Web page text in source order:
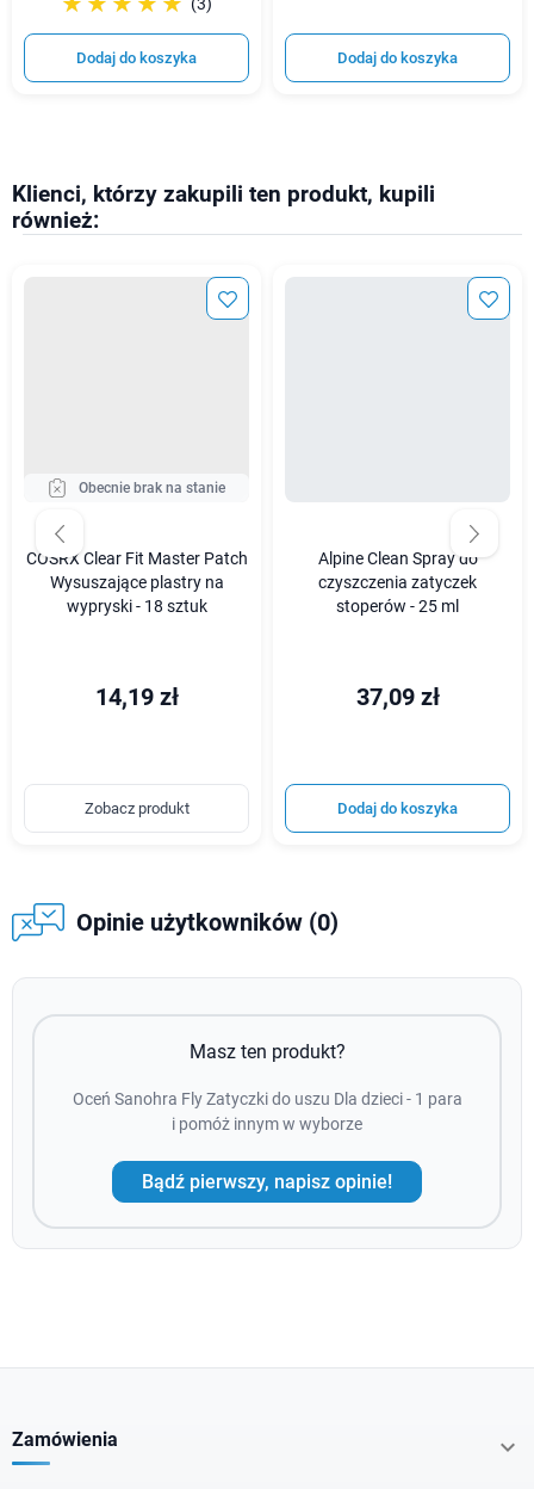
Dodaj do koszyka Dodaj do koszyka
Klienci, którzy zakupili ten produkt, kupili
również:
Obecnie brak na stanie
COSRX Clear Fit Master Patch
Wysuszające plastry na
wypryski - 18 sztuk
14,19 zł
Zobacz produkt
Alpine Clean Spray do
czyszczenia zatyczek
stoperów - 25 ml
37,09 zł
Dodaj do koszyka
Opinie użytkowników (0)
Masz ten produkt?
Oceń Sanohra Fly Zatyczki do uszu Dla dzieci - 1 para
i pomóż innym w wyborze
Bądź pierwszy, napisz opinie!
Zamówienia 